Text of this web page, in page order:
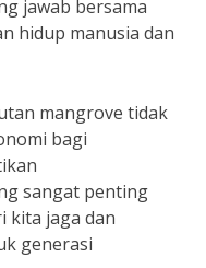
jawab bersama
hidup manusia dan
mangrove tidak
bagi
sangat penting
kita jaga dan
generasi